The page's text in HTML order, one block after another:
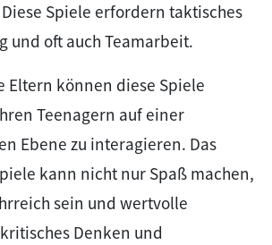
Spiele erfordern taktisches
und oft auch Teamarbeit.
Eltern können diese Spiele
Teenagern auf einer
Ebene zu interagieren. Das
kann nicht nur Spaß machen,
sein und wertvolle
Denken und